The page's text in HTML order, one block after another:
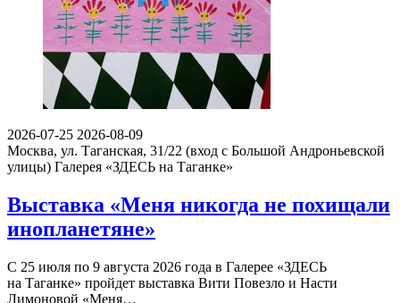
2026-07-25 2026-08-09
Москва, ул. Таганская, 31/22 (вход с Большой Андроньевской
улицы) Галерея «ЗДЕСЬ на Таганке»
Выставка «Меня никогда не похищали
инопланетяне»
С 25 июля по 9 августа 2026 года в Галерее «ЗДЕСЬ
на Таганке» пройдет выставка Вити Повезло и Насти
Лимоновой «Меня…